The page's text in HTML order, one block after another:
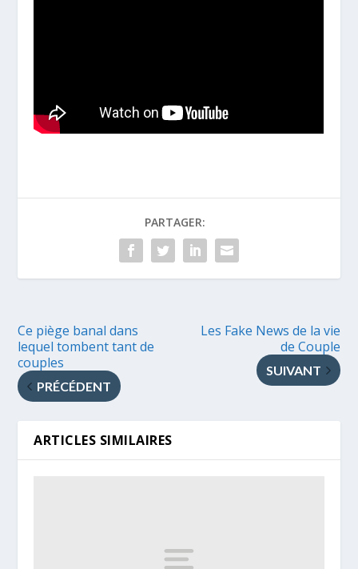
PARTAGER:
Ce piège banal dans
lequel tombent tant de
couples
PRÉCÉDENT
Les Fake News de la vie
de Couple
SUIVANT
ARTICLES SIMILAIRES